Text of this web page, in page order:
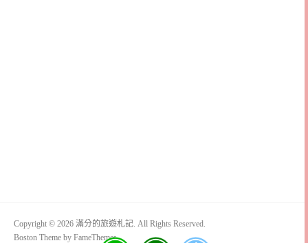
Copyright © 2026 滿分的旅遊札記. All Rights Reserved.
Boston Theme by FameThemes